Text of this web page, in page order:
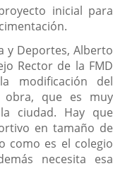
inicial para
y Deportes, Alberto
Rector de la FMD
modificación del
obra, que es muy
ciudad. Hay que
en tamaño de
como es el colegio
necesita esa